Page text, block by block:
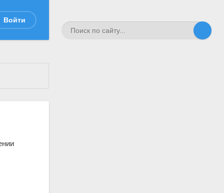
Войти